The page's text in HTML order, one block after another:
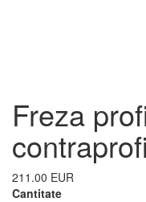
Freza
211.00 EUR
Cantitate